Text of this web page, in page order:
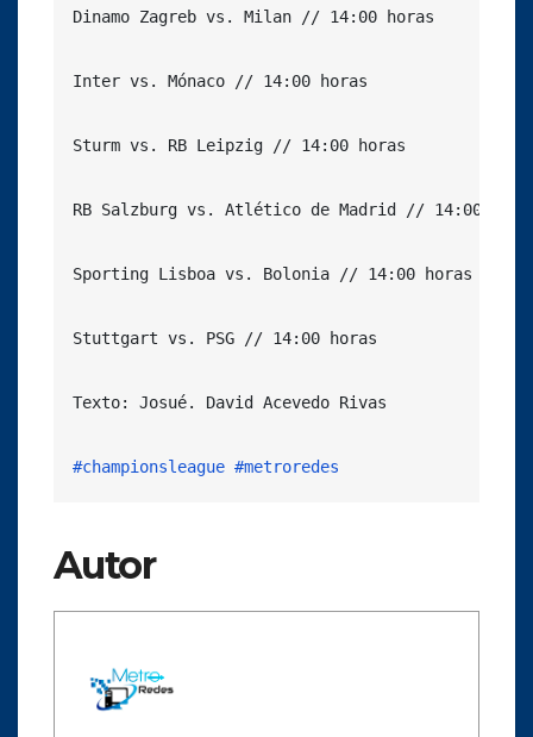
Dinamo Zagreb vs. Milan // 14:00 horas
Inter vs. Mónaco // 14:00 horas
Sturm vs. RB Leipzig // 14:00 horas
RB Salzburg vs. Atlético de Madrid // 14:00
Sporting Lisboa vs. Bolonia // 14:00 horas
Stuttgart vs. PSG // 14:00 horas
Texto: Josué. David Acevedo Rivas
#championsleague #metroredes
Autor